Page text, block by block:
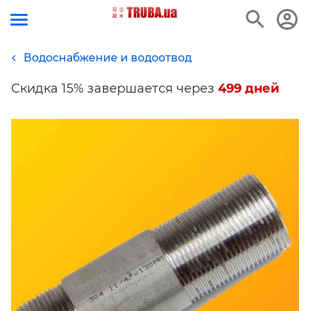
Водоснабжение и водоотвод
Скидка 15% завершается через 499 дней